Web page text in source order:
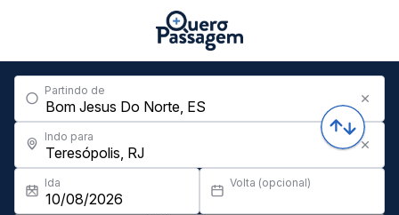
Partindo de
Indo para
Ida Volta (opcional)